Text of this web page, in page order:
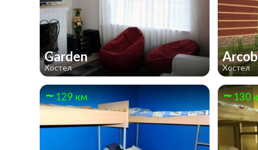
Garden
Хостел Хостел
129 км 130